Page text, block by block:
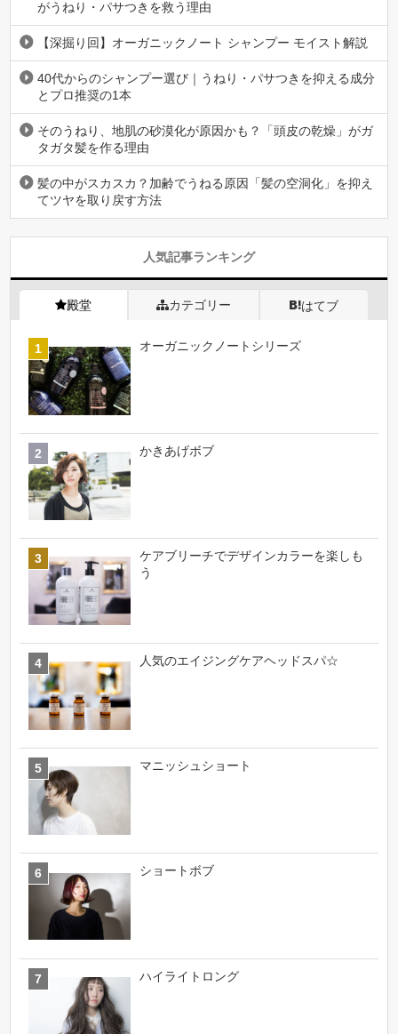
がうねり・パサつきを救う理由
【深掘り回】オーガニックノート シャンプー モイスト解説
40代からのシャンプー選び｜うねり・パサつきを抑える成分
とプロ推奨の1本
そのうねり、地肌の砂漠化が原因かも？「頭皮の乾燥」がガ
タガタ髪を作る理由
髪の中がスカスカ？加齢でうねる原因「髪の空洞化」を抑え
てツヤを取り戻す方法
人気記事ランキング
殿堂 カテゴリー はてブ
オーガニックノートシリーズ
かきあげボブ
ケアブリーチでデザインカラーを楽しも
う
人気のエイジングケアヘッドスパ☆
マニッシュショート
ショートボブ
ハイライトロング